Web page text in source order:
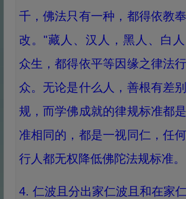
千，佛法只有一种，都得依教
改。"藏人、汉人，黑人、白
众生，都得依平等因缘之律法
众。无论是什么人，善根有差
规，而学佛成就的律规标准都
准相同的，都是一视同仁，任
行人都无权降低佛陀法规标准。
4. 仁波且分出家仁波且和在家